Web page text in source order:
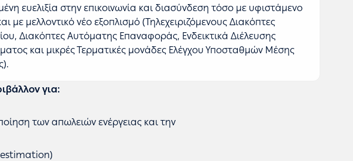
ευελιξία στην επικοινωνία και διασύνδεση τόσο με υφιστάμενο
με μελλοντικό νέο εξοπλισμό (Τηλεχειριζόμενους Διακόπτες
Διακόπτες Αυτόματης Επαναφοράς, Ενδεικτικά Διέλευσης
και μικρές Τερματικές μονάδες Ελέγχου Υποσταθμών Μέσης
για:
των απωλειών ενέργειας και την
estimation)